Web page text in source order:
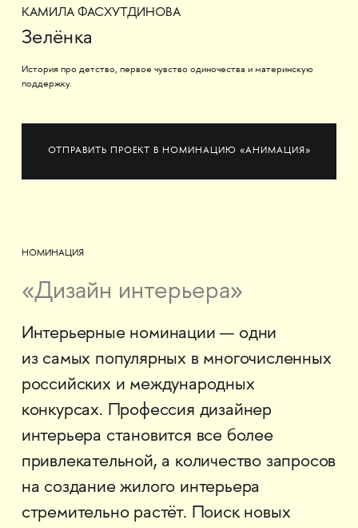
КАМИЛА ФАСХУТДИНОВА
Зелёнка
История про детство, первое чувство одиночества и материнскую
поддержку.
ОТПРАВИТЬ ПРОЕКТ В НОМИНАЦИЮ «АНИМАЦИЯ»
НОМИНАЦИЯ
«Дизайн интерьера»
Интерьерные номинации — одни
из самых популярных в многочисленных
российских и международных
конкурсах. Профессия дизайнер
интерьера становится все более
привлекательной, а количество запросов
на создание жилого интерьера
стремительно растёт. Поиск новых